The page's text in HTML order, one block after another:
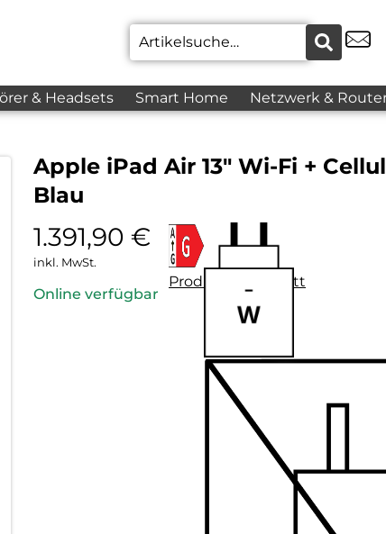
& Headsets Smart Home Netzwerk &
Apple iPad Air 13″ Wi-Fi +
Blau
1.391,90 €
inkl. MwSt.
Online verfügbar
Produktdatenblatt